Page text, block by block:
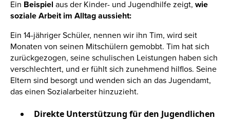
Ein Beispiel aus der Kinder- und Jugendhilfe zeigt, wie
soziale Arbeit im Alltag aussieht:
Ein 14-jähriger Schüler, nennen wir ihn Tim, wird seit
Monaten von seinen Mitschülern gemobbt. Tim hat sich
zurückgezogen, seine schulischen Leistungen haben sich
verschlechtert, und er fühlt sich zunehmend hilflos. Seine
Eltern sind besorgt und wenden sich an das Jugendamt,
das einen Sozialarbeiter hinzuzieht.
Direkte Unterstützung für den Jugendlichen